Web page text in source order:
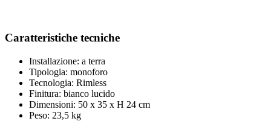
Caratteristiche tecniche
Installazione: a terra
Tipologia: monoforo
Tecnologia: Rimless
Finitura: bianco lucido
Dimensioni: 50 x 35 x H 24 cm
Peso: 23,5 kg